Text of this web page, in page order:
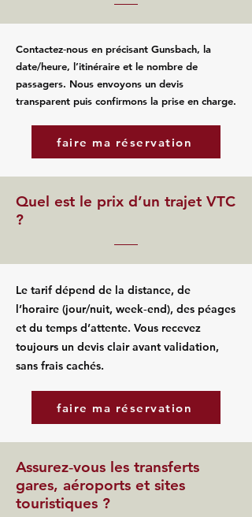
Contactez‑nous en précisant Gunsbach, la
date/heure, l’itinéraire et le nombre de
passagers. Nous envoyons un devis
transparent puis confirmons la prise en charge.
faire ma réservation
Quel est le prix d’un trajet VTC
?
Le tarif dépend de la distance, de
l’horaire (jour/nuit, week‑end), des péages
et du temps d’attente. Vous recevez
toujours un devis clair avant validation,
sans frais cachés.
faire ma réservation
Assurez‑vous les transferts
gares, aéroports et sites
touristiques ?